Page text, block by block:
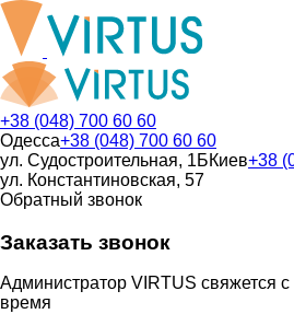
+38 (048) 700 60 60
Одесса+38 (048) 700 60 60
ул. Судостроительная, 1БКиев+38
ул. Константиновская, 57
Обратный звонок
Заказать звонок
Администратор VIRTUS свяжется
время